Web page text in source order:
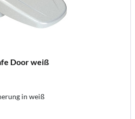
Door weiß
in weiß